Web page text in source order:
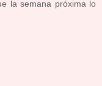
la semana próxima lo